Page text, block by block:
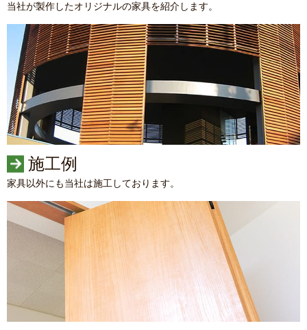
当社が製作したオリジナルの家具を紹介します。
施工例
家具以外にも当社は施工しております。